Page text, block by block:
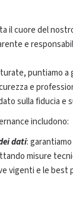
il cuore del
e
puntiamo a
e
sulla fiducia e
includono:
dati:
misure
vigenti e le best